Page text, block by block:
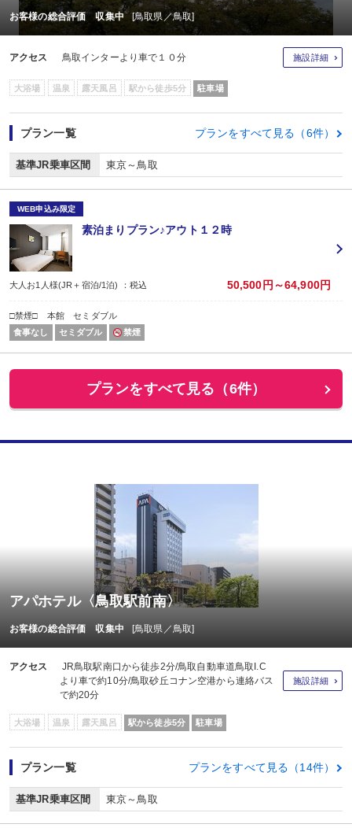
お客様の総合評価 収集中 [鳥取県／鳥取]
アクセス 鳥取インターより車で１０分 施設詳細
大浴場 温泉 露天風呂 駅から徒歩5分 駐車場
プラン一覧 プランをすべて見る（6件）
基準JR乗車区間 東京～鳥取
WEB申込み限定
素泊まりプラン♪アウト１２時
大人お1人様(JR＋宿泊/1泊) ：税込 50,500円～64,900円
□禁煙□ 本館 セミダブル
食事なし
セミダブル 禁煙
プランをすべて見る（6件）
アパホテル〈鳥取駅前南〉
お客様の総合評価 収集中 [鳥取県／鳥取]
アクセス
JR鳥取駅南口から徒歩2分/鳥取自動車道鳥取I.C
より車で約10分/鳥取砂丘コナン空港から連絡バス
で約20分
施設詳細
大浴場 温泉 露天風呂 駅から徒歩5分 駐車場
プラン一覧 プランをすべて見る（14件）
基準JR乗車区間 東京～鳥取